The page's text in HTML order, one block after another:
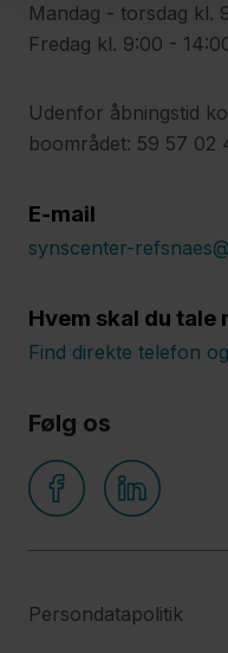
Mandag - torsdag kl.
Fredag kl. 9:00 -
Udenfor åbningstid
boområdet: 59 57 02
E-mail
synscenter-
Hvem skal du tale
Find direkte telefon
Følg os
Persondatapolitik